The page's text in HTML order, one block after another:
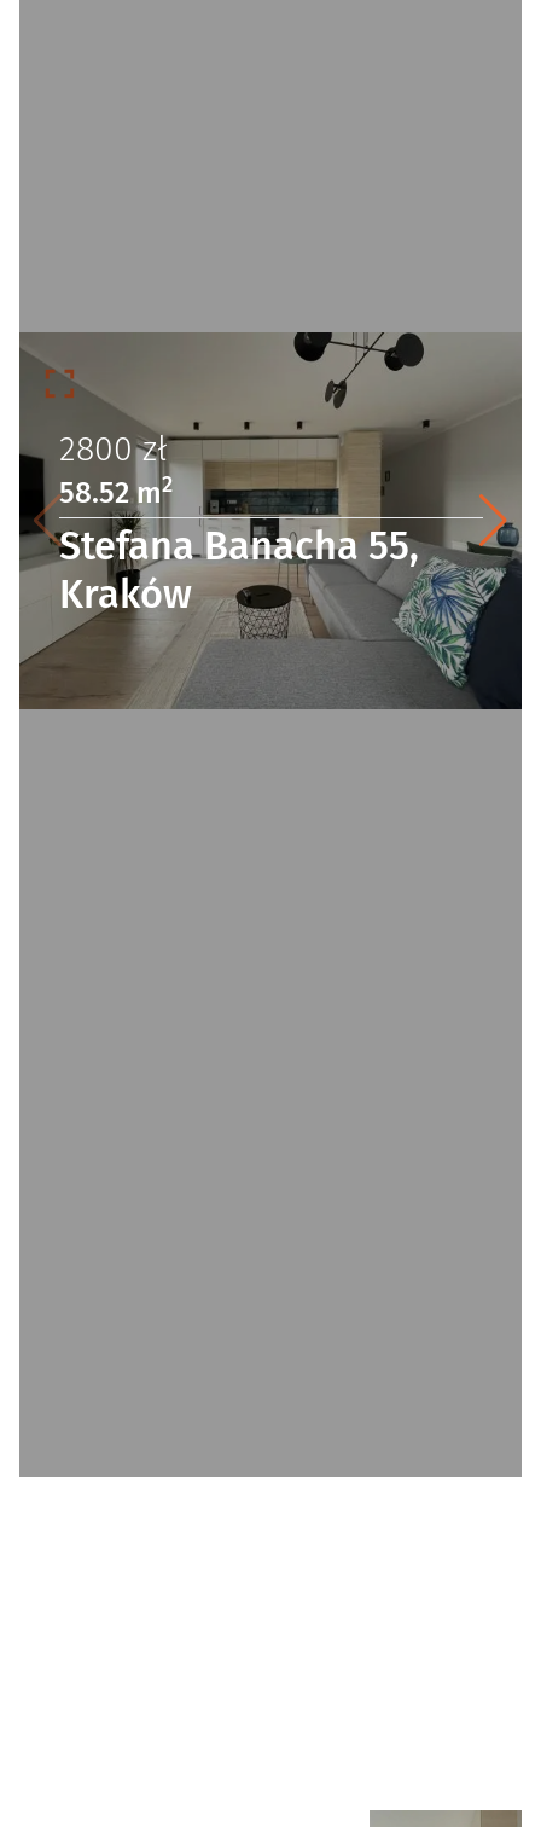
2800zł
58.52 m2
Stefana Banacha 55,
Kraków